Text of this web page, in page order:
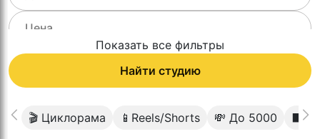
Показать все фильтры
Найти студию
🎬 Циклорама 📱Reels/Shorts 💸 До 5000 ⬛️